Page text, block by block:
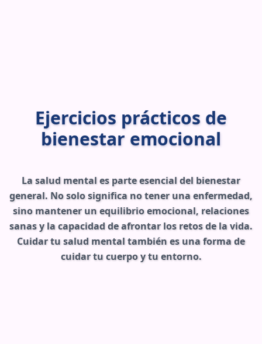
Ejercicios prácticos de
bienestar emocional
La salud mental es parte esencial del bienestar
general. No solo significa no tener una enfermedad,
sino mantener un equilibrio emocional, relaciones
sanas y la capacidad de afrontar los retos de la vida.
Cuidar tu salud mental también es una forma de
cuidar tu cuerpo y tu entorno.